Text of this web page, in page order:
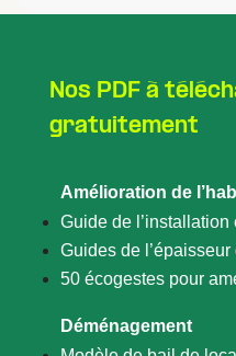
Nos PDF à
gratuitement
Amélioration de
Guide de l’installation
Guides de
50 écogestes pour
Déménagement